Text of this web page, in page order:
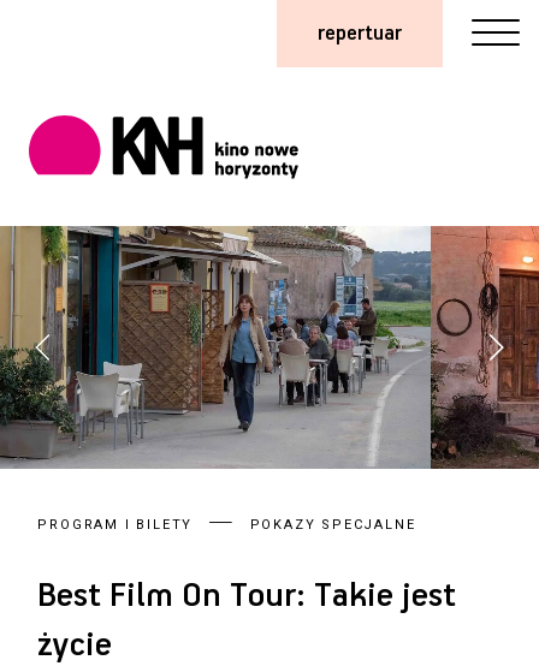
repertuar
PROGRAM I BILETY POKAZY SPECJALNE
Best Film On Tour: Takie jest
życie